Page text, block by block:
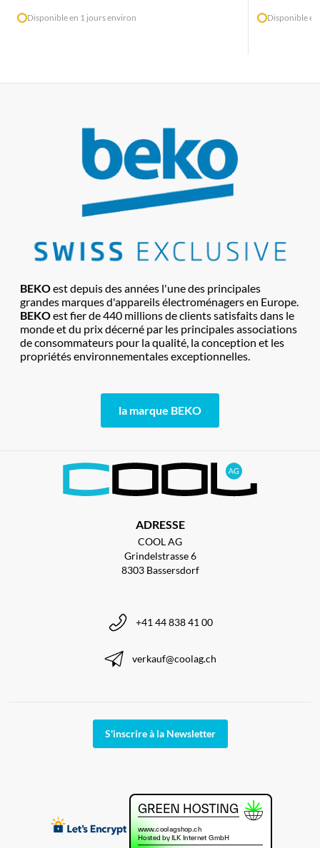
Disponible en 1 jours environ Disponible
BEKOest depuis des années l'une des principales
grandes marques d'appareils électroménagers en Europe.
BEKOest fier de 440 millions de clients satisfaits dans le
monde et du prix décerné par les principales associations
de consommateurs pour la qualité, la conception et les
propriétés environnementales exceptionnelles.
la marque BEKO
ADRESSE
COOL AG
Grindelstrasse 6
8303 Bassersdorf
+41 44 838 41 00
verkauf@coolag.ch
S'inscrire à la Newsletter